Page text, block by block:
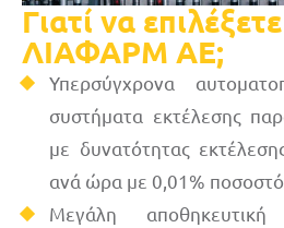
Γιατί να
ΛΙΑΦΑΡΜ ΑΕ;
Υπερσύγχρονα
συστήματα εκτέλεσης
με δυνατότητας
ανά ώρα με 0,01% ποσοστό
Μεγάλη